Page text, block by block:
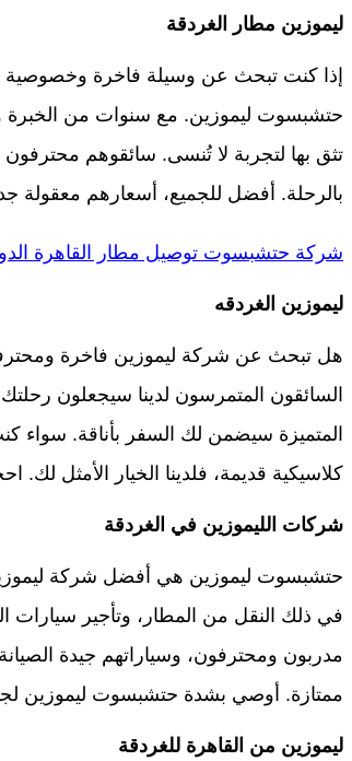
ليموزين مطار الغردقة
إذا كنت تبحث عن وسيلة فاخرة
حتشبسوت ليموزين. مع سنوات من الخبرة
تثق بها لتجربة لا تُنسى. سائقوهم محترفون
بالرحلة. أفضل للجميع، أسعارهم معقولة
شركة حتشبسوت توصيل مطار القاهرة
ليموزين الغردقه
هل تبحث عن شركة ليموزين فاخرة
السائقون المتمرسون لدينا سيجعلون
المتميزة سيضمن لك السفر بأناقة. سواء
كلاسيكية قديمة، فلدينا الخيار الأمثل لك.
شركات الليموزين في الغردقة
حتشبسوت ليموزين هي أفضل شركة
في ذلك النقل من المطار، وتأجير سيارات
مدربون ومحترفون، وسياراتهم جيدة
ممتازة. أوصي بشدة حتشبسوت ليموزين
ليموزين من القاهرة للغردقة